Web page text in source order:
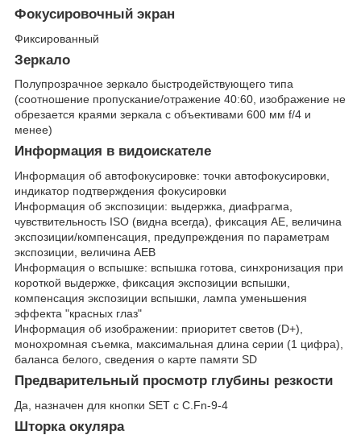
Фокусировочный экран
Фиксированный
Зеркало
Полупрозрачное зеркало быстродействующего типа
(соотношение пропускание/отражение 40:60, изображение не
обрезается краями зеркала с объективами 600 мм f/4 и
менее)
Информация в видоискателе
Информация об автофокусировке: точки автофокусировки,
индикатор подтверждения фокусировки
Информация об экспозиции: выдержка, диафрагма,
чувствительность ISO (видна всегда), фиксация AE, величина
экспозиции/компенсация, предупреждения по параметрам
экспозиции, величина AEB
Информация о вспышке: вспышка готова, синхронизация при
короткой выдержке, фиксация экспозиции вспышки,
компенсация экспозиции вспышки, лампа уменьшения
эффекта "красных глаз"
Информация об изображении: приоритет светов (D+),
монохромная съемка, максимальная длина серии (1 цифра),
баланса белого, сведения о карте памяти SD
Предварительный просмотр глубины резкости
Да, назначен для кнопки SET с C.Fn-9-4
Шторка окуляра